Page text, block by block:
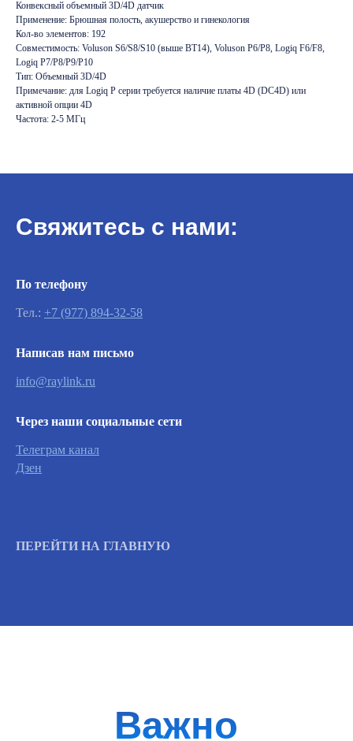
Конвексный объемный 3D/4D датчик
Применение: Брюшная полость, акушерство и гинекология
Кол-во элементов: 192
Совместимость: Voluson S6/S8/S10 (выше BT14), Voluson P6/P8, Logiq F6/F8,
Logiq P7/P8/P9/P10
Тип: Объемный 3D/4D
Примечание: для Logiq P серии требуется наличие платы 4D (DC4D) или
активной опции 4D
Частота: 2-5 МГц
Свяжитесь с нами:
По телефону
Тел.: +7 (977) 894-32-58
Написав нам письмо
info@raylink.ru
Через наши социальные сети
Телеграм канал
Дзен
ПЕРЕЙТИ НА ГЛАВНУЮ
Заявки на сервисное обслуживание
обрабатываются согласно очередности
неисправности.
Важно
Новости и статьи